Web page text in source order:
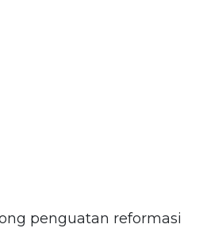
penguatan reformasi